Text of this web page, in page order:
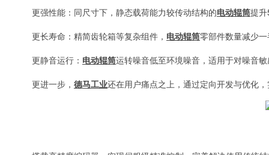
更强性能：同尺寸下，静态载荷能力较传动结构的电动辊筒提
更长寿命：精简齿轮箱等复杂组件， 电动辊筒零部件数量减少
更静音运行： 电动辊筒运转噪音低至环境噪音，适用于对噪音
更进一步， 德马工业还在用户痛点之上，通过定向开发与优化